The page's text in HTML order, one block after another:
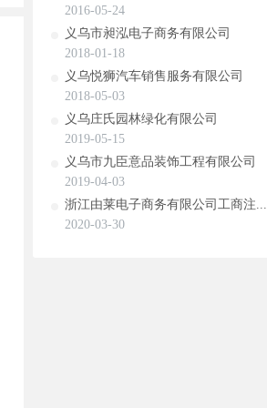
2016-05-24
义乌市昶泓电子商务有限公司
2018-01-18
义乌悦狮汽车销售服务有限公司
2018-05-03
义乌庄氏园林绿化有限公司
2019-05-15
义乌市九臣意品装饰工程有限公司
2019-04-03
浙江由莱电子商务有限公司工商注...
2020-03-30